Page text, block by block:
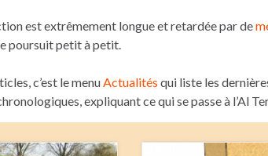
est extrêmement longue et retardée par de
poursuit petit à petit.
c’est le menuActualités qui liste les
expliquant ce qui se passe à l’Al